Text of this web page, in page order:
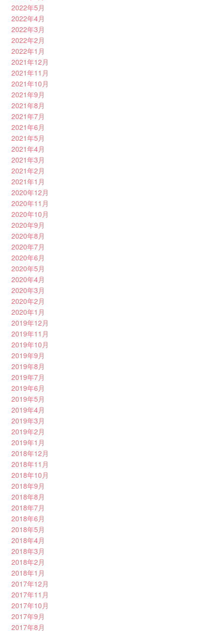
2022年5月
2022年4月
2022年3月
2022年2月
2022年1月
2021年12月
2021年11月
2021年10月
2021年9月
2021年8月
2021年7月
2021年6月
2021年5月
2021年4月
2021年3月
2021年2月
2021年1月
2020年12月
2020年11月
2020年10月
2020年9月
2020年8月
2020年7月
2020年6月
2020年5月
2020年4月
2020年3月
2020年2月
2020年1月
2019年12月
2019年11月
2019年10月
2019年9月
2019年8月
2019年7月
2019年6月
2019年5月
2019年4月
2019年3月
2019年2月
2019年1月
2018年12月
2018年11月
2018年10月
2018年9月
2018年8月
2018年7月
2018年6月
2018年5月
2018年4月
2018年3月
2018年2月
2018年1月
2017年12月
2017年11月
2017年10月
2017年9月
2017年8月